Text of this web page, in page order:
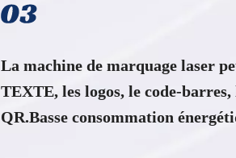
La machine de marquage laser
TEXTE, les logos, le code-
QR.Basse consommation